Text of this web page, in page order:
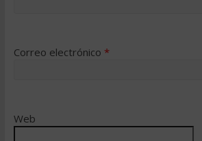
Correo electrónico *
Web